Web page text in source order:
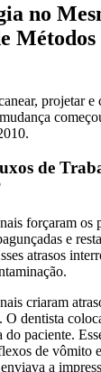
no
Métodos
projetar e
de
forçaram os
e
atrasos
criaram
O dentista
paciente.
de vômito
a